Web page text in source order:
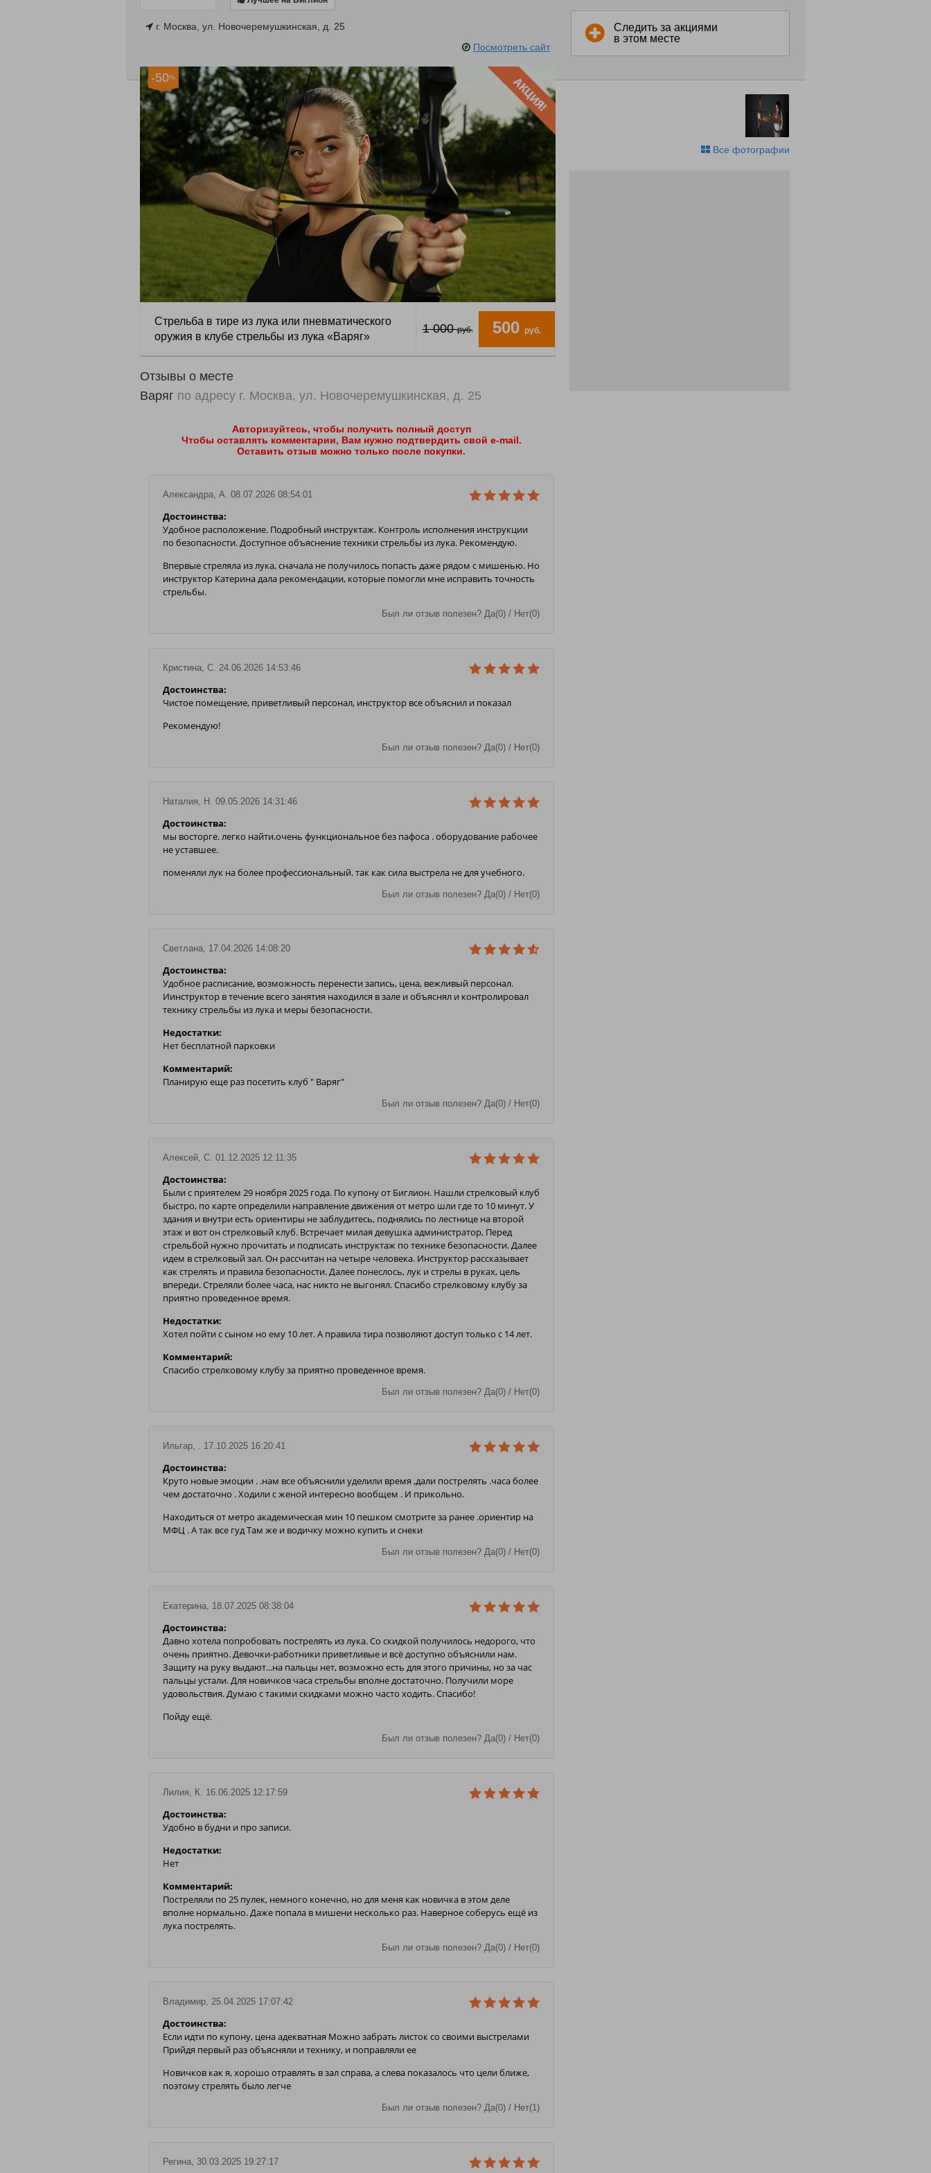
г. Москва, ул. Новочеремушкинская, д. 25
Посмотреть сайт
Следить за акциями
в этом месте
-50%
Подробнее
ограничено!
Стрельба в тире из лука или пневматического
оружия в клубе стрельбы из лука «Варяг»
1 000руб. 500 руб.
Отзывы о месте
Варяг по адресу г. Москва, ул. Новочеремушкинская, д. 25
Авторизуйтесь, чтобы получить полный доступ
Чтобы оставлять комментарии, Вам нужно подтвердить свой e-mail.
Оставить отзыв можно только после покупки.
Александра, А. 08.07.2026 08:54:01
Достоинства:
Удобное расположение. Подробный инструктаж. Контроль исполнения инструкции
по безопасности. Доступное объяснение техники стрельбы из лука. Рекомендую.
Впервые стреляла из лука, сначала не получилось попасть даже рядом с мишенью. Но
инструктор Катерина дала рекомендации, которые помогли мне исправить точность
стрельбы.
Был ли отзыв полезен? Да(0) / Нет(0)
Кристина, С. 24.06.2026 14:53:46
Достоинства:
Чистое помещение, приветливый персонал, инструктор все объяснил и показал
Рекомендую!
Был ли отзыв полезен? Да(0) / Нет(0)
Наталия, Н. 09.05.2026 14:31:46
Достоинства:
мы восторге. легко найти.очень функциональное без пафоса . оборудование рабочее
не уставшее.
поменяли лук на более профессиональный. так как сила выстрела не для учебного.
Был ли отзыв полезен? Да(0) / Нет(0)
Светлана, 17.04.2026 14:08:20
Достоинства:
Удобное расписание, возможность перенести запись, цена, вежливый персонал.
Иинструктор в течение всего занятия находился в зале и объяснял и контролировал
технику стрельбы из лука и меры безопасности.
Недостатки:
Нет бесплатной парковки
Комментарий:
Планирую еще раз посетить клуб " Варяг"
Был ли отзыв полезен? Да(0) / Нет(0)
Алексей, С. 01.12.2025 12:11:35
Достоинства:
Были с приятелем 29 ноября 2025 года. По купону от Биглион. Нашли стрелковый клуб
быстро, по карте определили направление движения от метро шли где то 10 минут. У
здания и внутри есть ориентиры не заблудитесь, поднялись по лестнице на второй
этаж и вот он стрелковый клуб. Встречает милая девушка администратор, Перед
стрельбой нужно прочитать и подписать инструктаж по технике безопасности. Далее
идем в стрелковый зал. Он рассчитан на четыре человека. Инструктор рассказывает
как стрелять и правила безопасности. Далее понеслось, лук и стрелы в руках, цель
впереди. Стреляли более часа, нас никто не выгонял. Спасибо стрелковому клубу за
приятно проведенное время.
Недостатки:
Хотел пойти с сыном но ему 10 лет. А правила тира позволяют доступ только с 14 лет.
Комментарий:
Спасибо стрелковому клубу за приятно проведенное время.
Был ли отзыв полезен? Да(0) / Нет(0)
Ильгар, . 17.10.2025 16:20:41
Достоинства:
Круто новые эмоции . .нам все объяснили уделили время ,дали пострелять .часа более
чем достаточно . Ходили с женой интересно вообщем . И прикольно.
Находиться от метро академическая мин 10 пешком смотрите за ранее .ориентир на
МФЦ . А так все гуд Там же и водичку можно купить и снеки
Был ли отзыв полезен? Да(0) / Нет(0)
Екатерина, 18.07.2025 08:38:04
Достоинства:
Давно хотела попробовать пострелять из лука. Со скидкой получилось недорого, что
очень приятно. Девочки-работники приветливые и всё доступно объяснили нам.
Защиту на руку выдают...на пальцы нет, возможно есть для этого причины, но за час
пальцы устали. Для новичков часа стрельбы вполне достаточно. Получили море
удовольствия. Думаю с такими скидками можно часто ходить. Спасибо!
Пойду ещё.
Был ли отзыв полезен? Да(0) / Нет(0)
Лилия, К. 16.06.2025 12:17:59
Достоинства:
Удобно в будни и про записи.
Недостатки:
Нет
Комментарий:
Постреляли по 25 пулек, немного конечно, но для меня как новичка в этом деле
вполне нормально. Даже попала в мишени несколько раз. Наверное соберусь ещё из
лука пострелять.
Был ли отзыв полезен? Да(0) / Нет(0)
Владимир, 25.04.2025 17:07:42
Достоинства:
Если идти по купону, цена адекватная Можно забрать листок со своими выстрелами
Прийдя первый раз объясняли и технику, и поправляли ее
Новичков как я, хорошо отравлять в зал справа, а слева показалось что цели ближе,
поэтому стрелять было легче
Был ли отзыв полезен? Да(0) / Нет(1)
Регина, 30.03.2025 19:27:17
Все фотографии